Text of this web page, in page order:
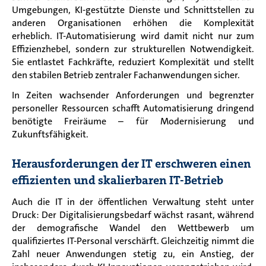
Umgebungen, KI-gestützte Dienste und Schnittstellen zu
anderen Organisationen erhöhen die Komplexität
erheblich. IT-Automatisierung wird damit nicht nur zum
Effizienzhebel, sondern zur strukturellen Notwendigkeit.
Sie entlastet Fachkräfte, reduziert Komplexität und stellt
den stabilen Betrieb zentraler Fachanwendungen sicher.
In Zeiten wachsender Anforderungen und begrenzter
personeller Ressourcen schafft Automatisierung dringend
benötigte Freiräume – für Modernisierung und
Zukunftsfähigkeit.
Herausforderungen der IT erschweren einen
effizienten und skalierbaren IT-Betrieb
Auch die IT in der öffentlichen Verwaltung steht unter
Druck: Der Digitalisierungsbedarf wächst rasant, während
der demografische Wandel den Wettbewerb um
qualifiziertes IT-Personal verschärft. Gleichzeitig nimmt die
Zahl neuer Anwendungen stetig zu, ein Anstieg, der